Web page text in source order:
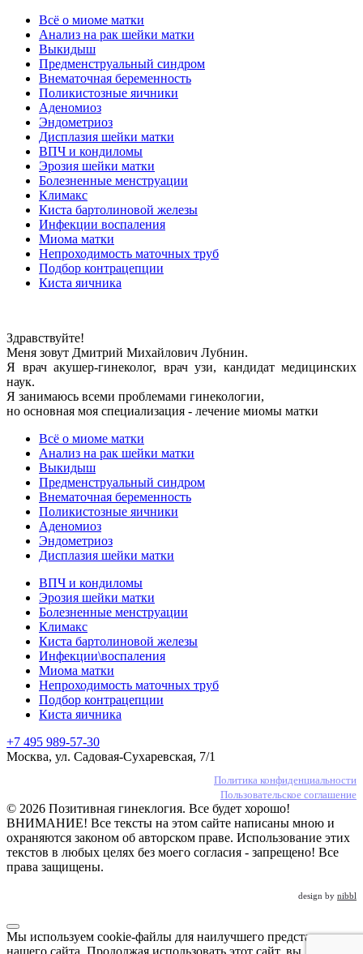
Всё о миоме матки
Анализ на рак шейки матки
Выкидыш
Предменструальный синдром
Внематочная беременность
Поликистозные яичники
Аденомиоз
Эндометриоз
Дисплазия шейки матки
ВПЧ и кондиломы
Эрозия шейки матки
Болезненные менструации
Климакс
Киста бартолиновой железы
Инфекции воспаления
Миома матки
Непроходимость маточных труб
Подбор контрацепции
Киста яичника
Здравствуйте!
Меня зовут Дмитрий Михайлович Лубнин.
Я врач акушер-гинеколог, врач узи, кандидат медицинских
наук.
Я занимаюсь всеми проблемами гинекологии,
но основная моя специализация - лечение миомы матки
Всё о миоме матки
Анализ на рак шейки матки
Выкидыш
Предменструальный синдром
Внематочная беременность
Поликистозные яичники
Аденомиоз
Эндометриоз
Дисплазия шейки матки
ВПЧ и кондиломы
Эрозия шейки матки
Болезненные менструации
Климакс
Киста бартолиновой железы
Инфекции\воспаления
Миома матки
Непроходимость маточных труб
Подбор контрацепции
Киста яичника
+7 495 989-57-30
Москва, ул. Садовая-Сухаревская, 7/1
Политика конфиденциальности
Пользовательское соглашение
© 2026 Позитивная гинеклогия. Все будет хорошо!
ВНИМАНИЕ! Все тексты на этом сайте написаны мною и
охраняются законом об авторском праве. Использование этих
текстов в любых целях без моего согласия - запрещено! Все
права защищены.
design by nibbl
Мы используем cookie-файлы для наилучшего представления
нашего сайта. Продолжая использовать этот сайт, вы